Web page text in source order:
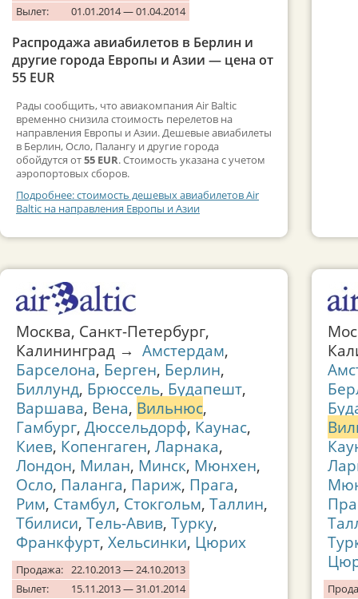
Вылет:
01.01.2014 — 01.04.2014
Распродажа авиабилетов в Берлин и
другие города Европы и Азии — цена от
55 EUR
Рады сообщить, что авиакомпания Air Baltic
временно снизила стоимость перелетов на
направления Европы и Азии. Дешевые авиабилеты
в Берлин, Осло, Палангу и другие города
обойдутся от55 EUR. Стоимость указана с учетом
аэропортовых сборов.
Подробнее: стоимость дешевых авиабилетов Air
Baltic на направления Европы и Азии
Москва, Санкт-Петербург,
Калининград → Амстердам,
Барселона, Берген, Берлин,
Биллунд, Брюссель, Будапешт,
Варшава, Вена, Вильнюс,
Гамбург, Дюссельдорф, Каунас,
Киев, Копенгаген, Ларнака,
Лондон, Милан, Минск, Мюнхен,
Осло, Паланга, Париж, Прага,
Рим, Стамбул, Стокгольм, Таллин,
Тбилиси, Тель-Авив, Турку,
Франкфурт, Хельсинки, Цюрих
Продажа: 22.10.2013 — 24.10.2013
Вылет:
15.11.2013 — 31.01.2014